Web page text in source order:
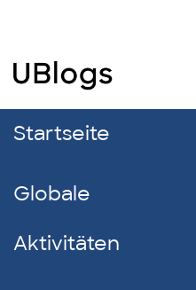
Startseite
Globale
Aktivitäten